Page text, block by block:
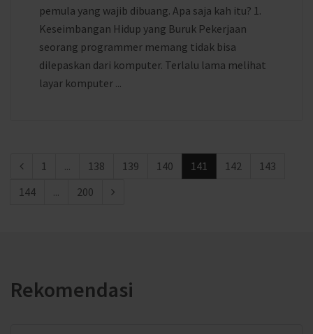
pemula yang wajib dibuang. Apa saja kah itu? 1.
Keseimbangan Hidup yang Buruk Pekerjaan
seorang programmer memang tidak bisa
dilepaskan dari komputer. Terlalu lama melihat
layar komputer ...
1 ... 138 139 140 141 142
143
144
... 200
Rekomendasi